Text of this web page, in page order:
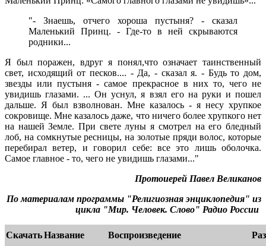
"- Знаешь, отчего хороша пустыня? - сказал
Маленький Принц. - Где-то в ней скрываются
родники...
Я был поражен, вдруг я понял,что означает таинственный
свет, исходящий от песков.... - Да, - сказал я. - Будь то дом,
звезды или пустыня - самое прекрасное в них то, чего не
увидишь глазами. ... Он уснул, я взял его на руки и пошел
дальше. Я был взволнован. Мне казалось - я несу хрупкое
сокровище. Мне казалось даже, что ничего более хрупкого нет
на нашей Земле. При свете луны я смотрел на его бледный
лоб, на сомкнутые ресницы, на золотые пряди волос, которые
перебирал ветер, и говорил себе: все это лишь оболочка.
Самое главное - то, чего не увидишь глазами..."
Протоиерей Павел Великанов
По материалам программы "Религиозная энциклопедия" из
цикла "Мир. Человек. Слово" Радио России
СкачатьНазвание Воспроизведение